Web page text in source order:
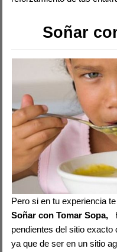
Soñar
Pero si en tu experiencia
Soñar con Tomar Sopa,
pendientes del sitio exacto
ya que de ser en un sitio